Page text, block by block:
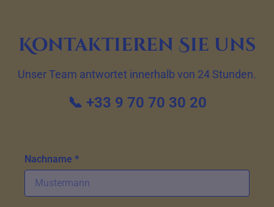
Kontaktieren Sie uns
Unser Team antwortet innerhalb von 24 Stunden.
📞 +33 9 70 70 30 20
Nachname *